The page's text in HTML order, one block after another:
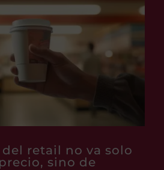
retail no va solo
sino de